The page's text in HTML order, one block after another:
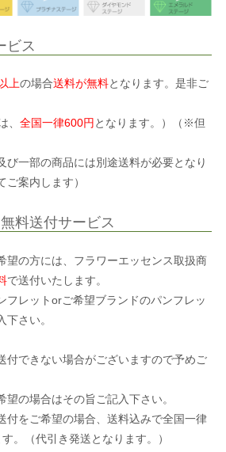
ビス
上の場合送料が無料となります。是非ご
、 全国一律600円 となります。）（※但
一部の商品には別途送料が必要となり
ご案内します）
料送付サービス
望の方には、フラワーエッセンス取扱商
で送付いたします。
フレットorご希望ブランドのパンフレッ
下さい。
付できない場合がございますので予めご
の場合はその旨ご記入下さい。
付をご希望の場合、送料込みで全国一律
。（代引き発送となります。）